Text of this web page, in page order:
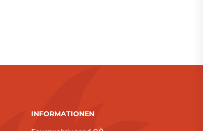
INFORMATIONEN